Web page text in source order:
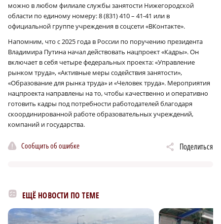
можно в любом филиале службы занятости Нижегородской
области по единому номеру: 8 (831) 410 – 41-41 или в
официальной группе учреждения в соцсети «ВКонтакте».
Напомним, что с 2025 года в России по поручению президента
Владимира Путина начал действовать нацпроект «Кадры». Он
включает в себя четыре федеральных проекта: «Управление
рынком труда», «Активные меры содействия занятости»,
«Образование для рынка труда» и «Человек труда». Мероприятия
нацпроекта направлены на то, чтобы качественно и оперативно
готовить кадры под потребности работодателей благодаря
скоординированной работе образовательных учреждений,
компаний и государства.
Сообщить об ошибке Поделиться
ЕЩЁ НОВОСТИ ПО ТЕМЕ